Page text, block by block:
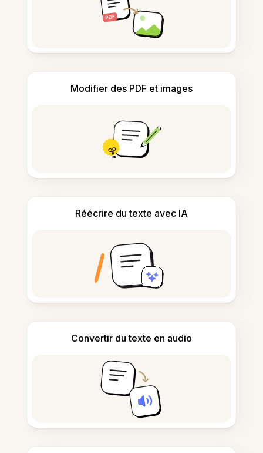
Modifier des PDF et images
Réécrire du texte avec IA
Convertir du texte en audio